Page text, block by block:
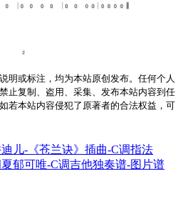
明或标注，均为本站原创发布。任何个人
止复制、盗用、采集、发布本站内容到任
若本站内容侵犯了原著者的合法权益，可
儿-《苍兰诀》插曲-C调指法
郁可唯-C调吉他独奏谱-图片谱